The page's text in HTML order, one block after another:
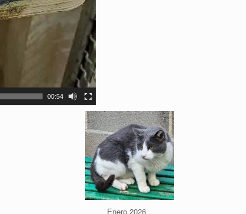
00:54
Enero 2026